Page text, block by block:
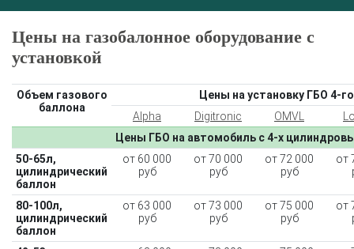
Цены на газобалонное оборудование с
установкой
Объем газового
баллона
Цены на установку ГБО 4-
Alpha
Digitronic OMVL
Цены ГБО на автомобиль с 4-х
50-65л,
цилиндрический
баллон
от 60 000
руб
от 70 000
руб
от 72 000
руб
от
80-100л,
цилиндрический
баллон
от 63 000
руб
от 73 000
руб
от 75 000
руб
от